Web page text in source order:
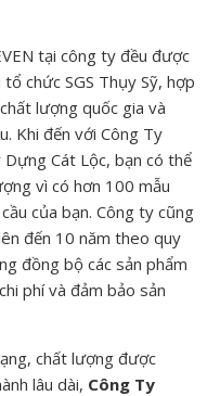
tại công ty đều được
chức SGS Thụy Sỹ, hợp
lượng quốc gia và
Khi đến với Công Ty
Cát Lộc, bạn có thể
vì có hơn 100 mẫu
của bạn. Công ty cũng
đến 10 năm theo quy
đồng bộ các sản phẩm
phí và đảm bảo sản
chất lượng được
lâu dài, Công Ty